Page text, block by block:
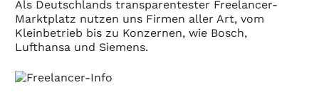
Als Deutschlands transparentester Freelancer-
Marktplatz nutzen uns Firmen aller Art, vom
Kleinbetrieb bis zu Konzernen, wie Bosch,
Lufthansa und Siemens.